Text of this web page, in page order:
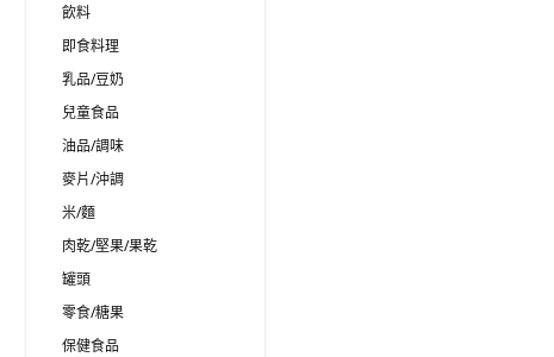
飲料
即食料理
乳品/豆奶
兒童食品
油品/調味
麥片/沖調
米/麵
肉乾/堅果/果乾
罐頭
零食/糖果
保健食品